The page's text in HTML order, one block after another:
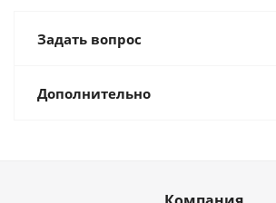
Задать вопрос
Дополнительно